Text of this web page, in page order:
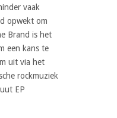
vaak
opwekt om
Brand is het
een kans te
uit via het
rockmuziek
EP